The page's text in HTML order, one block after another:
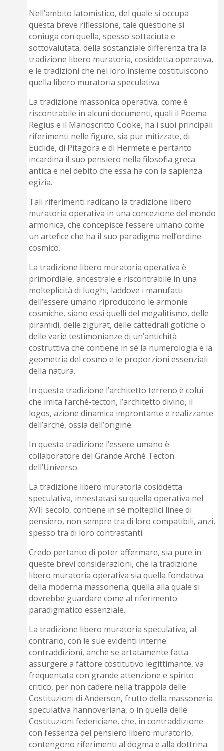
Nell’ambito latomistico, del quale si occupa
questa breve riflessione, tale questione si
coniuga con quella, spesso sottaciuta e
sottovalutata, della sostanziale differenza tra la
tradizione libero muratoria, cosiddetta operativa,
e le tradizioni che nel loro insieme costituiscono
quella libero muratoria speculativa.
La tradizione massonica operativa, come è
riscontrabile in alcuni documenti, quali il Poema
Regius e il Manoscritto Cooke, ha i suoi principali
riferimenti nelle figure, sia pur mitizzate, di
Euclide, di Pitagora e di Hermete e pertanto
incardina il suo pensiero nella filosofia greca
antica e nel debito che essa ha con la sapienza
egizia.
Tali riferimenti radicano la tradizione libero
muratoria operativa in una concezione del mondo
armonica, che concepisce l’essere umano come
un artefice che ha il suo paradigma nell’ordine
cosmico.
La tradizione libero muratoria operativa è
primordiale, ancestrale e riscontrabile in una
molteplicità di luoghi, laddove i manufatti
dell’essere umano riproducono le armonie
cosmiche, siano essi quelli del megalitismo, delle
piramidi, delle zigurat, delle cattedrali gotiche o
delle varie testimonianze di un’antichità
costruttiva che contiene in sé la numerologia e la
geometria del cosmo e le proporzioni essenziali
della natura.
In questa tradizione l’architetto terreno è colui
che imita l’arché-tecton, l’architetto divino, il
logos, azione dinamica improntante e realizzante
dell’arché, ossia dell’origine.
In questa tradizione l’essere umano è
collaboratore del Grande Arché Tecton
dell’Universo.
La tradizione libero muratoria cosiddetta
speculativa, innestatasi su quella operativa nel
XVII secolo, contiene in sé molteplici linee di
pensiero, non sempre tra di loro compatibili, anzi,
spesso tra di loro contrastanti.
Credo pertanto di poter affermare, sia pure in
queste brevi considerazioni, che la tradizione
libero muratoria operativa sia quella fondativa
della moderna massoneria; quella alla quale si
dovrebbe guardare come al riferimento
paradigmatico essenziale.
La tradizione libero muratoria speculativa, al
contrario, con le sue evidenti interne
contraddizioni, anche se artatamente fatta
assurgere a fattore costitutivo legittimante, va
frequentata con grande attenzione e spirito
critico, per non cadere nella trappola delle
Costituzioni di Anderson, frutto della massoneria
speculativa hannoveriana, o in quella delle
Costituzioni federiciane, che, in contraddizione
con l’essenza del pensiero libero muratorio,
contengono riferimenti al dogma e alla dottrina.